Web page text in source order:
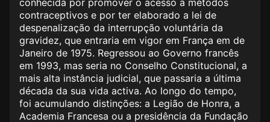
conhecida por promover o acesso a métodos
contraceptivos e por ter elaborado a lei de
despenalização da interrupção voluntária da
gravidez, que entraria em vigor em França em de
Janeiro de 1975. Regressou ao Governo francês
em 1993, mas seria no Conselho Constitucional, a
mais alta instância judicial, que passaria a última
década da sua vida activa. Ao longo do tempo,
foi acumulando distinções: a Legião de Honra, a
Academia Francesa ou a presidência da Fundação